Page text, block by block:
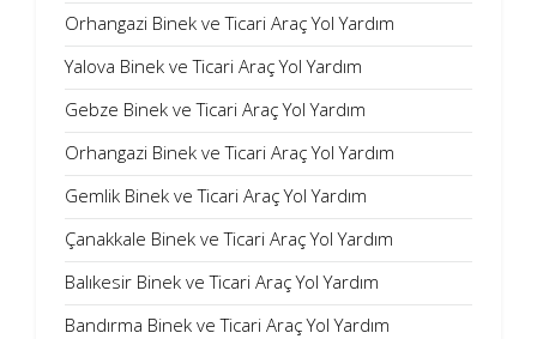
Orhangazi Binek ve Ticari Araç Yol Yardım
Yalova Binek ve Ticari Araç Yol Yardım
Gebze Binek ve Ticari Araç Yol Yardım
Orhangazi Binek ve Ticari Araç Yol Yardım
Gemlik Binek ve Ticari Araç Yol Yardım
Çanakkale Binek ve Ticari Araç Yol Yardım
Balıkesir Binek ve Ticari Araç Yol Yardım
Bandırma Binek ve Ticari Araç Yol Yardım